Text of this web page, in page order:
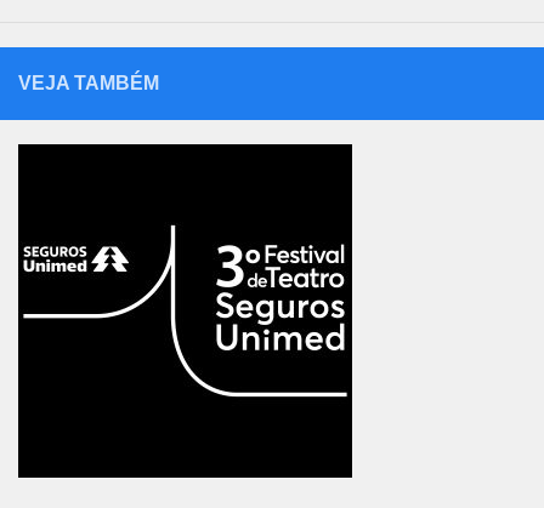
VEJA TAMBÉM